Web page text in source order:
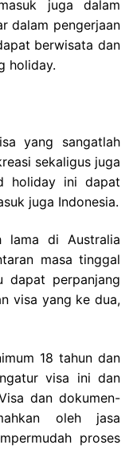
juga dalam
dalam pengerjaan
berwisata dan
holiday.
yang sangatlah
sekaligus juga
holiday ini dapat
juga Indonesia.
lama di Australia
masa tinggal
dapat perpanjang
visa yang ke dua,
18 tahun dan
visa ini dan
dan dokumen-
oleh jasa
proses